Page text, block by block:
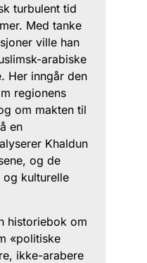
turbulent tid
Med tanke
ville han
arabiske
Her inngår den
regionens
om makten til
en
Khaldun
og de
kulturelle
historiebok om
«politiske
ikke-arabere